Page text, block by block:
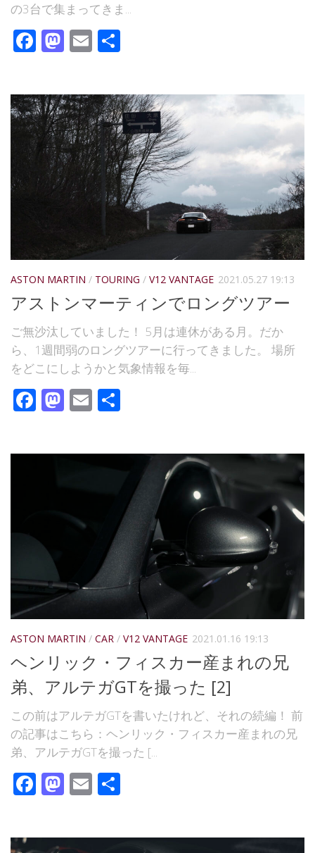
の3台で集まってきま...
Facebook
Mastodon
Email
ASTON MARTIN / TOURING / V12 VANTAGE 2021.05.27 19:13
アストンマーティンでロングツアー
ご無沙汰していました！ 5月は連休がある月。だか
ら、1週間弱のロングツアーに行ってきました。 場所
をどこにしようかと気象情報を毎...
Facebook
Mastodon
Email
ASTON MARTIN / CAR / V12 VANTAGE 2021.01.16 19:13
ヘンリック・フィスカー産まれの兄
弟、アルテガGTを撮った [2]
この前はアルテガGTを書いたけれど、それの続編！ 前
の記事はこちら：ヘンリック・フィスカー産まれの兄
弟、アルテガGTを撮った [...
Facebook
Mastodon
Email